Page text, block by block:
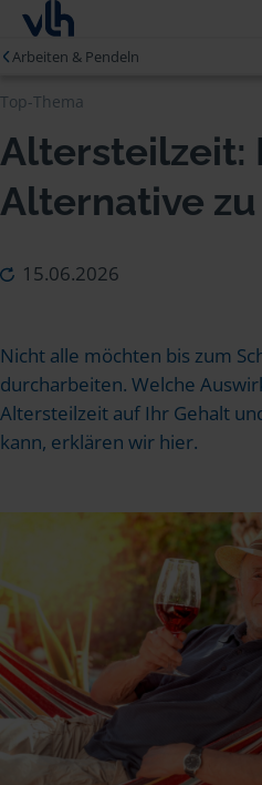
Arbeiten & Pendeln
Top-Thema
Altersteilzeit:
Alternative
15.06.2026
Nicht alle möchten bis zum
durcharbeiten. Welche
Altersteilzeit auf Ihr Gehalt
kann, erklären wir hier.